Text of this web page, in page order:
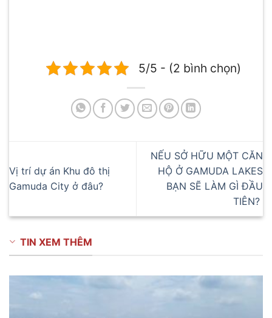
5/5 - (2 bình chọn)
Vị trí dự án Khu đô thị
Gamuda City ở đâu?
NẾU SỞ HỮU MỘT CĂN
HỘ Ở GAMUDA LAKES
BẠN SẼ LÀM GÌ ĐẦU
TIÊN?
TIN XEM THÊM